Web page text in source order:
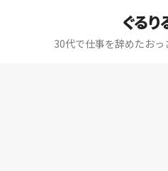
ぐるり
30代で仕事を辞めたお